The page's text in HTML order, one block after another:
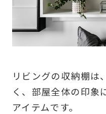
リビングの収納棚は
く、部屋全体の印象
アイテムです。